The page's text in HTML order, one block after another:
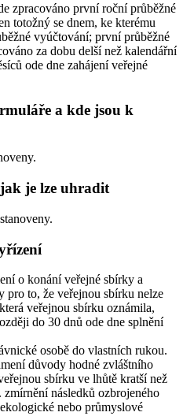
zpracováno první roční průběžné
totožný se dnem, ke kterému
vyúčtování; první průběžné
za dobu delší než kalendářní
ode dne zahájení veřejné
a kde jsou k
je lze uhradit
o konání veřejné sbírky a
pro to, že veřejnou sbírku nelze
veřejnou sbírku oznámila,
do 30 dnů ode dne splnění
osobě do vlastních rukou.
důvody hodné zvláštního
sbírku ve lhůtě kratší než
následků ozbrojeného
nebo průmyslové